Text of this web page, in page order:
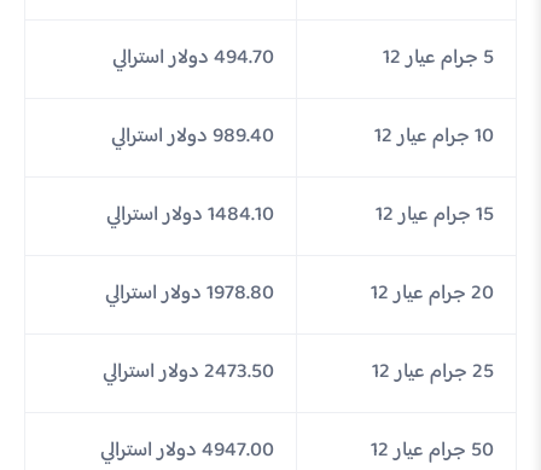
5 جرام عيار 12 494.70 دولار استرالي
10 جرام عيار 12 989.40 دولار استرالي
15 جرام عيار 12 1484.10 دولار استرالي
20 جرام عيار 12 1978.80 دولار استرالي
25 جرام عيار 12 2473.50 دولار استرالي
50 جرام عيار 12 4947.00 دولار استرالي